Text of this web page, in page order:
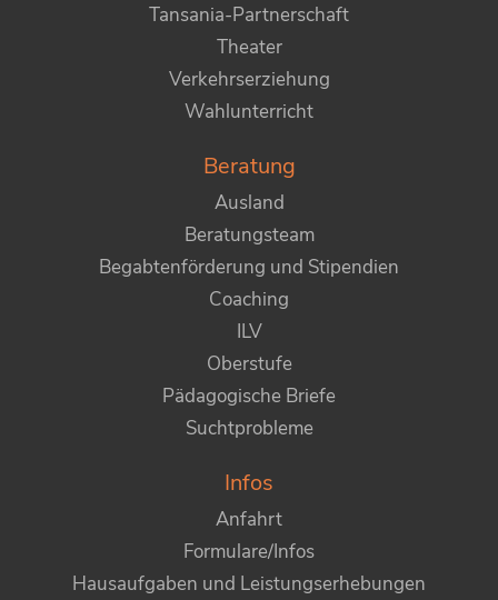
Tansania-Partnerschaft
Theater
Verkehrserziehung
Wahlunterricht
Beratung
Ausland
Beratungsteam
Begabtenförderung und Stipendien
Coaching
ILV
Oberstufe
Pädagogische Briefe
Suchtprobleme
Infos
Anfahrt
Formulare/Infos
Hausaufgaben und Leistungserhebungen